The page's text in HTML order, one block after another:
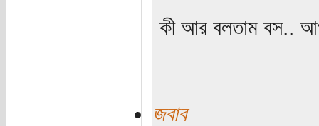
কী আর বলতাম বস..
জবাব